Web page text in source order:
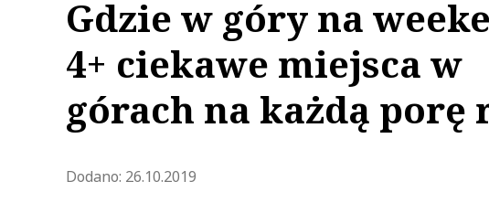
Gdzie w góry na
4+ ciekawe miejsca w
górach na każdą porę
Dodano: 26.10.2019